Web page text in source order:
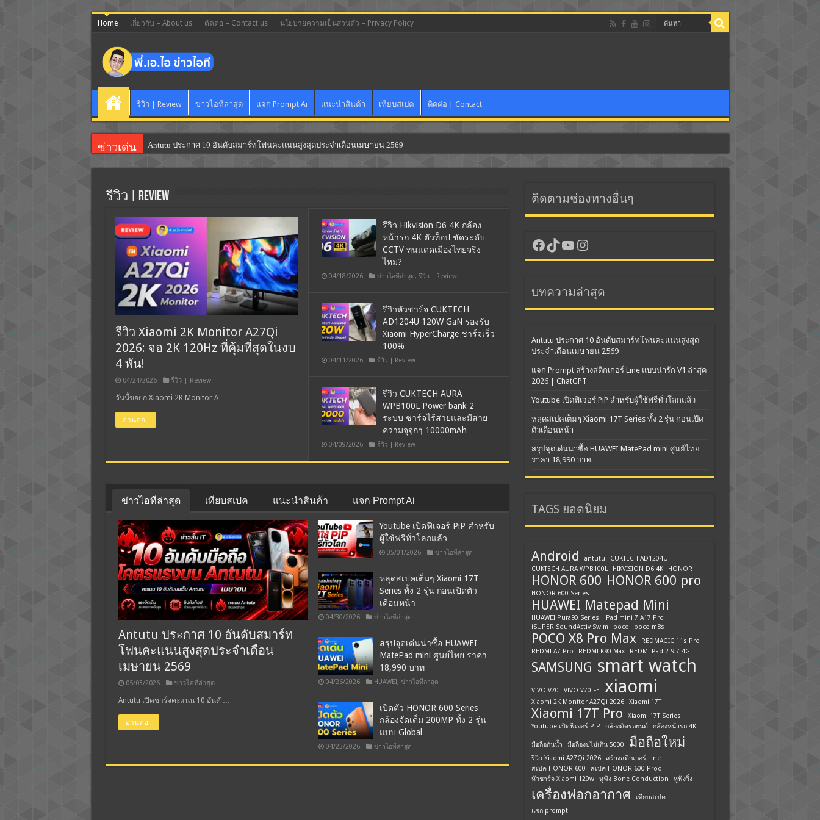
Home เกี่ยวกับ – About us ติดต่อ – Contact us นโยบายความเป็นส่วนตัว – Privacy Policy
รีวิว | Review ข่าวไอทีล่าสุด แจก Prompt Ai แนะนำสินค้า เทียบสเปค ติดต่อ | Contact
ข่าวเด่น Antutu ประกาศ 10 อันดับสมาร์ทโฟนคะแนนสูงสุดประจำเดือนเมษายน 2569
รีวิว | Review
รีวิว Xiaomi 2K Monitor A27Qi
2026: จอ 2K 120Hz ที่คุ้มที่สุดในงบ
4 พัน!
04/24/2026 รีวิว | Review
วันนี้ขอยก Xiaomi 2K Monitor A …
อ่านต่อ..
รีวิว Hikvision D6 4K กล้อง
หน้ารถ 4K ตัวท็อป ชัดระดับ
CCTV ทนแดดเมืองไทยจริง
ไหม?
04/18/2026 ข่าวไอทีล่าสุด, รีวิว | Review
รีวิวหัวชาร์จ CUKTECH
AD1204U 120W GaN รองรับ
Xiaomi HyperCharge ชาร์จเร็ว
100%
04/11/2026 รีวิว | Review
รีวิว CUKTECH AURA
WPB100L Power bank 2
ระบบ ชาร์จไร้สายและมีสาย
ความจุจุกๆ 10000mAh
04/09/2026 รีวิว | Review
ข่าวไอทีล่าสุด เทียบสเปค แนะนำสินค้า แจก Prompt Ai
Antutu ประกาศ 10 อันดับสมาร์ท
โฟนคะแนนสูงสุดประจำเดือน
เมษายน 2569
05/03/2026 ข่าวไอทีล่าสุด
Antutu เปิดชาร์จคะแนน 10 อันดั …
อ่านต่อ..
Youtube เปิดฟีเจอร์ PiP สำหรับ
ผู้ใช้ฟรีทั่วโลกแล้ว
05/01/2026 ข่าวไอทีล่าสุด
หลุดสเปคเต็มๆ Xiaomi 17T
Series ทั้ง 2 รุ่น ก่อนเปิดตัว
เดือนหน้า
04/30/2026 ข่าวไอทีล่าสุด
สรุปจุดเด่นน่าซื้อ HUAWEI
MatePad mini ศูนย์ไทย ราคา
18,990 บาท
04/26/2026 HUAWEI,ข่าวไอทีล่าสุด
เปิดตัว HONOR 600 Series
กล้องจัดเต็ม 200MP ทั้ง 2 รุ่น
แบบ Global
04/23/2026 ข่าวไอทีล่าสุด
ติดตามช่องทางอื่นๆ
Facebook
TikTok
YouTube
Instagram
บทความล่าสุด
Antutu ประกาศ 10 อันดับสมาร์ทโฟนคะแนนสูงสุด
ประจำเดือนเมษายน 2569
แจก Prompt สร้างสติกเกอร์ Line แบบน่ารัก V1 ล่าสุด
2026 | ChatGPT
Youtube เปิดฟีเจอร์ PiP สำหรับผู้ใช้ฟรีทั่วโลกแล้ว
หลุดสเปคเต็มๆ Xiaomi 17T Series ทั้ง 2 รุ่น ก่อนเปิด
ตัวเดือนหน้า
สรุปจุดเด่นน่าซื้อ HUAWEI MatePad mini ศูนย์ไทย
ราคา 18,990 บาท
TAGS ยอดนิยม
Android antutu
CUKTECH AD1204U
CUKTECH AURA WPB100L
HIKVISION D6 4K HONOR
HONOR 600 HONOR 600 pro
HONOR 600 Series
HUAWEI Matepad Mini
HUAWEI Pura90 Series
iPad mini 7 A17 Pro
iSUPER SoundActiv Swim
poco poco m8s
POCO X8 Pro Max
REDMAGIC 11s Pro
REDMI A7 Pro
REDMI K90 Max REDMI Pad 2 9.7 4G
SAMSUNG smart watch
VIVO V70 VIVO V70 FE xiaomi
Xiaomi 2K Monitor A27Qi 2026 Xiaomi 17T
Xiaomi 17T Pro
Xiaomi 17T Series
Youtube เปิดฟีเจอร์ PiP
กล้องติดรถยนต์ กล้องหน้ารถ 4K
มือถือกันน้ำ มือถืองบไม่เกิน 5000 มือถือใหม่
รีวิว Xiaomi A27Qi 2026
สร้างสติกเกอร์ Line
สเปค HONOR 600
สเปค HONOR 600 Proo
หัวชาร์จ Xiaomi 120w
หูฟัง Bone Conduction หูฟังวิ่ง
เครื่องฟอกอากาศ
เทียบสเปค
แจก prompt